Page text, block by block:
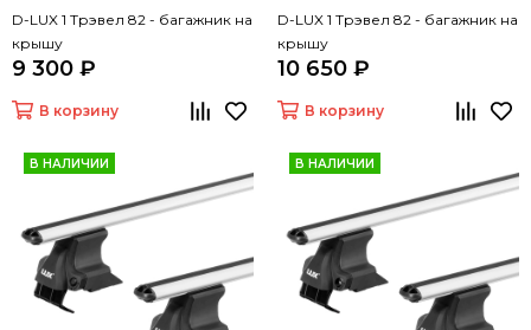
D-LUX 1 Трэвел 82 - багажник на
крышу
9 300 ₽
В корзину
D-LUX 1 Трэвел 82 - багажник на
крышу
10 650 ₽
В корзину
В НАЛИЧИИ В НАЛИЧИИ